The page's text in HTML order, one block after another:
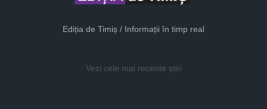
Ediția de Timiș / Informații în timp real
Vezi cele mai recente știri